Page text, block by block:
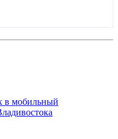
в мобильный